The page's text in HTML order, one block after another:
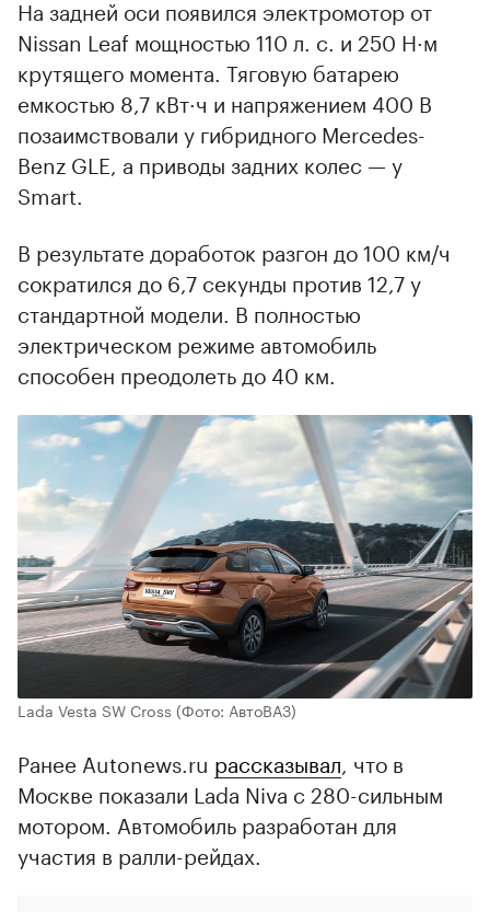
На задней оси появился электромотор от
Nissan Leaf мощностью 110 л. с. и 250 Н·м
крутящего момента. Тяговую батарею
емкостью 8,7 кВт·ч и напряжением 400 В
позаимствовали у гибридного Mercedes-
Benz GLE, а приводы задних колес — у
Smart.
В результате доработок разгон до 100 км/ч
сократился до 6,7 секунды против 12,7 у
стандартной модели. В полностью
электрическом режиме автомобиль
способен преодолеть до 40 км.
Lada Vesta SW Cross (Фото: АвтоВАЗ)
Ранее Autonews.ru рассказывал, что в
Москве показали Lada Niva с 280-сильным
мотором. Автомобиль разработан для
участия в ралли-рейдах.